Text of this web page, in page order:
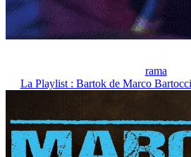
rama
La Playlist : Bartok de Marco